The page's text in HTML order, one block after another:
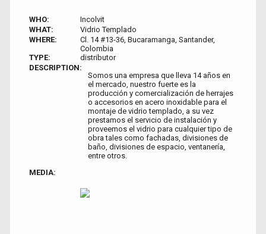
WHO:
Incolvit
WHAT:
Vidrio Templado
WHERE:
Cl. 14 #13-36, Bucaramanga, Santander,
Colombia
TYPE:
distributor
DESCRIPTION:
Somos una empresa que lleva 14 años en
el mercado, nuestro fuerte es la
producción y comercialización de herrajes
o accesorios en acero inoxidable para el
montaje de vidrio templado, a su vez
prestamos el servicio de instalación y
proveemos el vidrio para cualquier tipo de
obra tales como fachadas, divisiones de
baño, divisiones de espacio, ventanería,
entre otros.
MEDIA: